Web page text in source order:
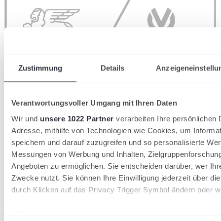
Zustimmung Details
Verantwortungsvoller Umgang mit Ihren Daten
Wir und unsere 1022 Partner verarbeiten Ihre persönlichen
Adresse, mithilfe von Technologien wie Cookies, um
speichern und darauf zuzugreifen und so personalisierte
Messungen von Werbung und Inhalten,
Angeboten zu ermöglichen. Sie entscheiden darüber, wer
Zwecke nutzt. Sie können Ihre Einwilligung jederzeit über
durch Klicken auf das Privacy Trigger Symbol ändern oder
wird in einer neuen Registerkarte geöffnet